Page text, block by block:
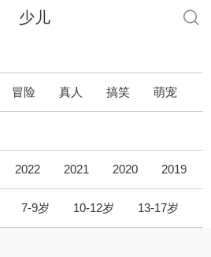
少儿
冒险 真人 搞笑 萌宠
2022 2021 2020 2019
7-9岁 10-12岁 13-17岁